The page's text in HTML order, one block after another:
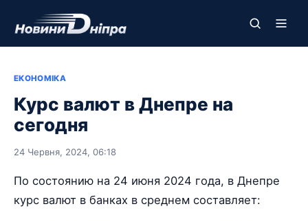
ЕКОНОМІКА
Курс валют в Днепре на
сегодня
24 Червня, 2024, 06:18
По состоянию на 24 июня 2024 года, в Днепре
курс валют в банках в среднем составляет: